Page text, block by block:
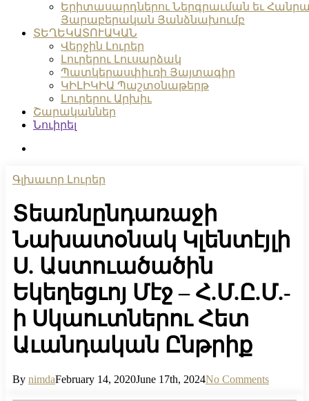
Երիտասարդներու Ներգրաւման եւ
Յարաբերական Յանձնախումբ
ՏԵՂԵԿԱՏՈՒԱԿԱՆ
Վերջին Լուրեր
Լուրերու Լուսարձակ
Պատկերասփիւռի Յայտագիր
ԿԻԼԻԿԻԱ Պաշտօնաթերթ
Լուրերու Արխիւ
Շարականներ
Նուիրել
Գլխաւոր Լուրեր
Տեառնընդառաջի
Նախատօնակ Կլենտէյլի
Ս. Աստուածածին
Եկեղեցւոյ Մէջ – Հ.Մ.Ը.Մ.-
ի Սկաուտներու Հետ
Աւանդական Ընթրիք
By nimdaFebruary 14, 2020June 17th, 2024No Comments